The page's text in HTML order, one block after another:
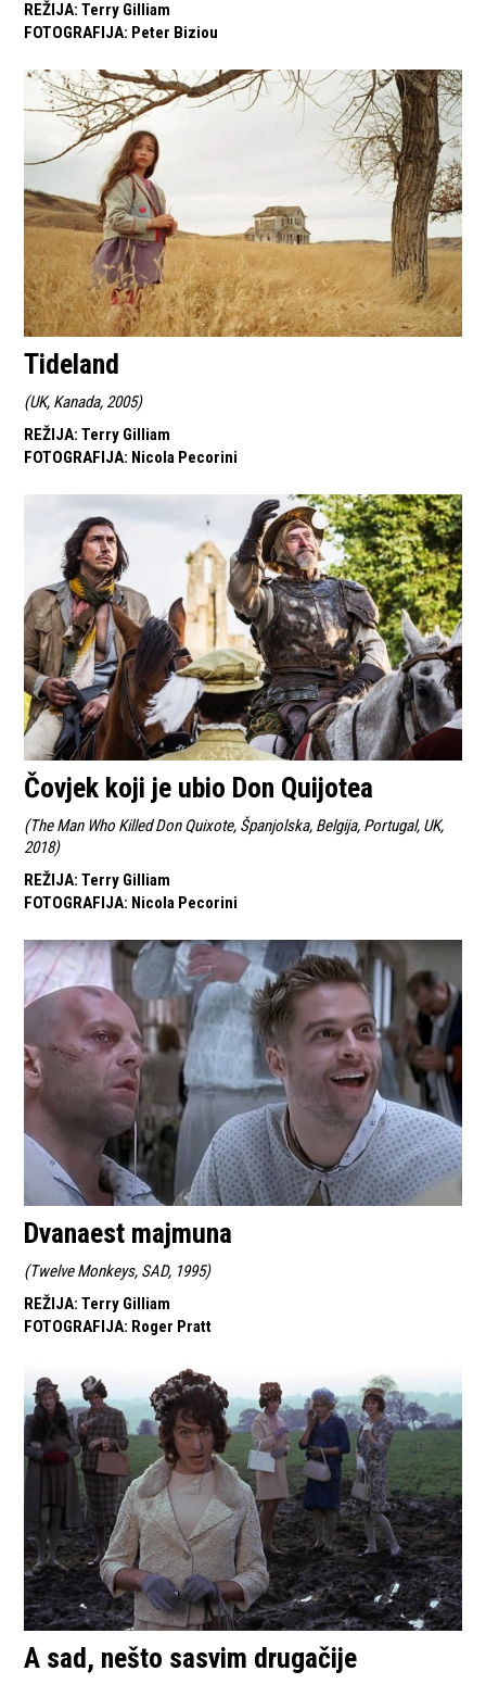
REŽIJA: Terry Gilliam
FOTOGRAFIJA: Peter Biziou
Tideland
(UK, Kanada, 2005)
REŽIJA: Terry Gilliam
FOTOGRAFIJA: Nicola Pecorini
Čovjek koji je ubio Don Quijotea
(The Man Who Killed Don Quixote, Španjolska, Belgija, Portugal, UK,
2018)
REŽIJA: Terry Gilliam
FOTOGRAFIJA: Nicola Pecorini
Dvanaest majmuna
(Twelve Monkeys, SAD, 1995)
REŽIJA: Terry Gilliam
FOTOGRAFIJA: Roger Pratt
A sad, nešto sasvim drugačije